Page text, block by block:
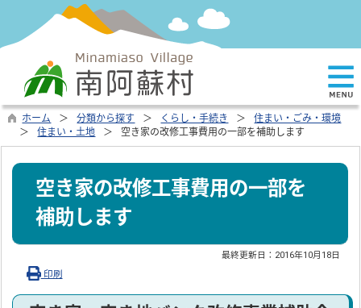
ホーム 分類から探す くらし・手続き
住まい・ごみ・環境
住まい・土地
空き家の改修工事費用の一部を補助します
空き家の改修工事費用の一部を
補助します
最終更新日： 2016年10月18日
印刷